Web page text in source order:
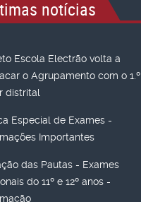
notícias
Escola Electrão volta a
o Agrupamento com o 1.º
distrital
Especial de Exames -
Importantes
das Pautas - Exames
do 11º e 12º anos -